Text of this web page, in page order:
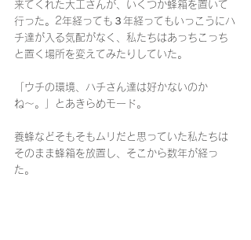
来てくれた大工さんが、いくつか蜂箱を置いて
行った。2年経っても３年経ってもいっこうにハ
チ達が入る気配がなく、私たちはあっちこっち
と置く場所を変えてみたりしていた。
「ウチの環境、ハチさん達は好かないのか
ね〜。」とあきらめモード。
養蜂などそもそもムリだと思っていた私たちは
そのまま蜂箱を放置し、そこから数年が経っ
た。